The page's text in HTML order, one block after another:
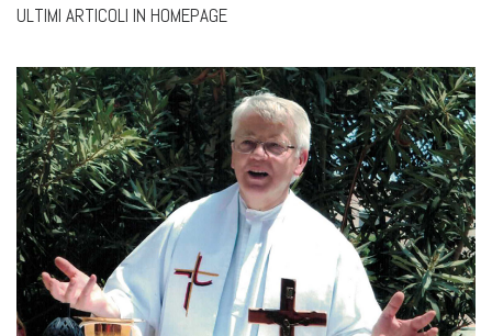
ULTIMI ARTICOLI IN HOMEPAGE